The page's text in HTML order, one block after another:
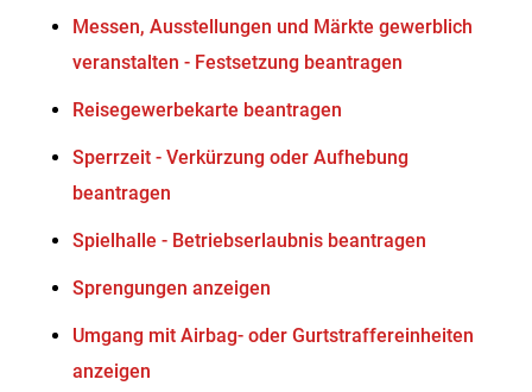
Messen, Ausstellungen und Märkte gewerblich
veranstalten - Festsetzung beantragen
Reisegewerbekarte beantragen
Sperrzeit - Verkürzung oder Aufhebung
beantragen
Spielhalle - Betriebserlaubnis beantragen
Sprengungen anzeigen
Umgang mit Airbag- oder Gurtstraffereinheiten
anzeigen